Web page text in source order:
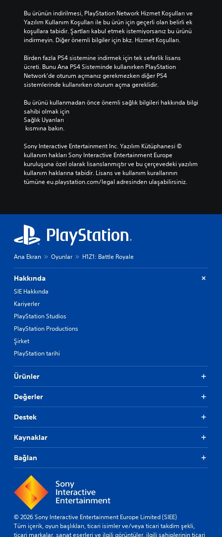
Bu ürünün indirilmesi, PlayStation Network Hizmet Koşulları ve
Yazılım Kullanım Koşulları ile bu ürün için geçerli olan belirli ek
koşullara tabidir. Şartları kabul etmek istemiyorsanız bu ürünü
indirmeyin. Diğer önemli bilgiler için bkz. Hizmet Koşulları.
Birden fazla PS4 sistemine indirmek için tek seferlik lisans
ücreti. Bunu Ana PS4 Sisteminde kullanırken PlayStation
Network'de oturum açmanız gerekmezken diğer PS4
sistemlerinde kullanırken oturum açma gereklidir.
Bu ürünü kullanmadan önce önemli sağlık bilgileri hakkında bilgi
sahibi olmak için
Sağlık Uyarıları
kısmına bakın.
Sony Interactive Entertainment Inc. Yazılım Kütüphanesi ©
kullanım hakları Sony Interactive Entertainment Europe
kuruluşuna özel olarak lisanslanmıştır ve bu çerçevedeki yazılım
kullanım haklarına tabidir. Lisans ve kullanım kurallarının
tümüne eu.playstation.com/legal adresinden ulaşabilirsiniz.
Ana Ekran Oyunlar H1Z1: Battle Royale
Hakkında
SIE Hakkında
Kariyerler
PlayStation Studios
PlayStation Productions
Şirket
PlayStation tarihi
Ürünler
Değerler
Destek
Kaynaklar
Bağlan
© 2026 Sony Interactive Entertainment Europe Limited (SIEE)
Tüm içerik, oyun başlıkları, ticari isimler ve/veya ticari takdim şekli,
ticari markalar, sanat eserleri ve ilgili görüntüler, ilgili sahiplerinin ticari